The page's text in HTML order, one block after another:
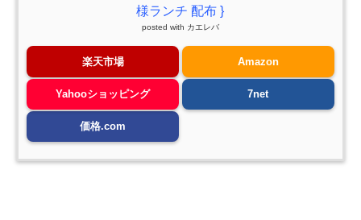
様ランチ 配布 }
posted with カエレバ
楽天市場 Amazon
Yahooショッピング 7net
価格.com